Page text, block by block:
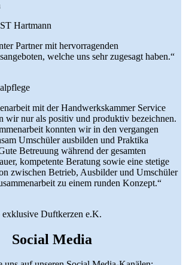
Hartmann
Partner mit hervorragenden
welche uns sehr zugesagt haben.“
mit der Handwerkskammer Service
wir nur als positiv und produktiv bezeichnen.
konnten wir in den vergangen
Umschüler ausbilden und Praktika
Betreuung während der gesamten
kompetente Beratung sowie eine stetige
zwischen Betrieb, Ausbilder und Umschüler
zu einem runden Konzept.“
exklusive Duftkerzen e.K.
Social Media